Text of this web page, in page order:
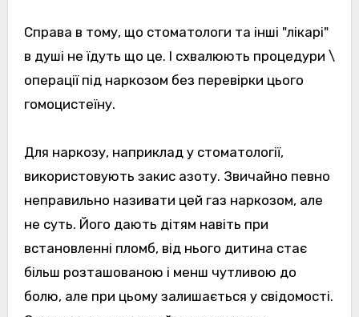
Справа в тому, що стоматологи та інші "лікарі"
в душі не їдуть що це. І схвалюють процедури \
операції під наркозом без перевірки цього
гомоцистеїну.
Для наркозу, наприклад у стоматології,
використовують закис азоту. Звичайно певно
неправильно називати цей газ наркозом, але
не суть. Його дають дітям навіть при
встановленні пломб, від нього дитина стає
більш розташованою і менш чутливою до
болю, але при цьому залишається у свідомості.